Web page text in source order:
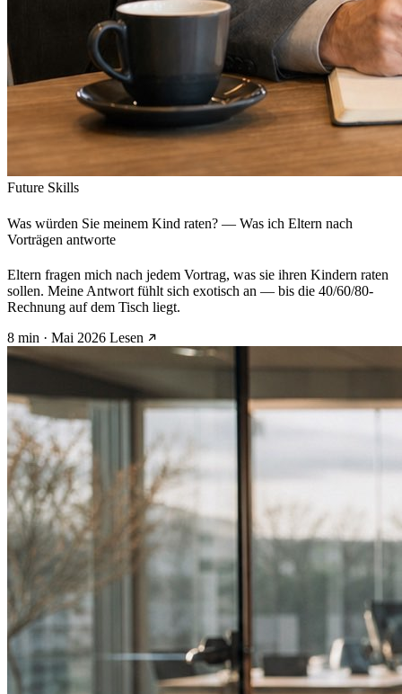
Future Skills
Was würden Sie meinem Kind raten? — Was ich Eltern nach
Vorträgen antworte
Eltern fragen mich nach jedem Vortrag, was sie ihren Kindern raten
sollen. Meine Antwort fühlt sich exotisch an — bis die 40/60/80-
Rechnung auf dem Tisch liegt.
8 min · Mai 2026 Lesen